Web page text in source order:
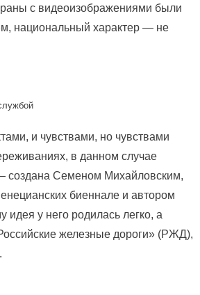
с видеоизображениями были
национальный характер — не
и чувствами, но чувствами
в данном случае
создана Семеном Михайловским,
биеннале и автором
идея у него родилась легко, а
железные дороги» (РЖД),